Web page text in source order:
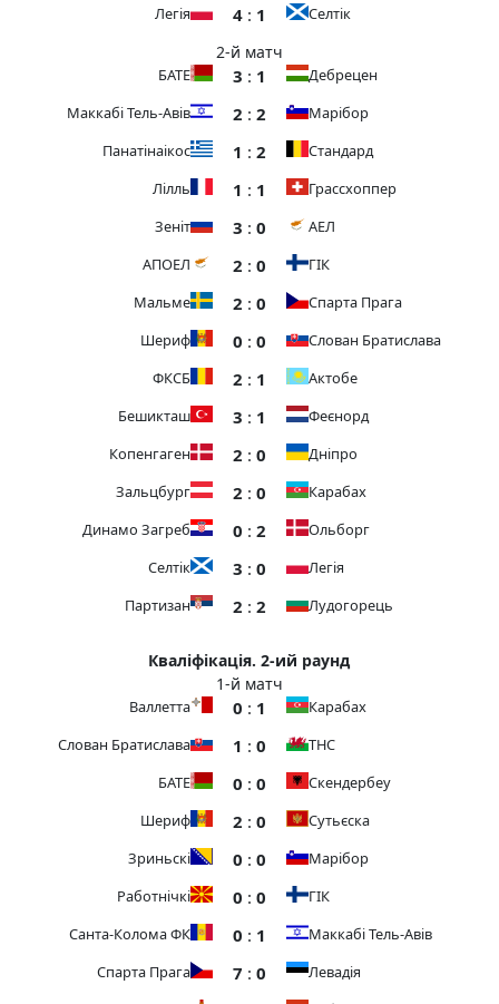
Легія
4 : 1 Селтік
2-й матч
БАТЕ 3 : 1
Дебрецен
Маккабі Тель-Авів
2 : 2
Марібор
Панатінаікос
1 : 2
Стандард
Лілль
1 : 1
Грассхоппер
Зеніт
3 : 0
АЕЛ
АПОЕЛ
2 : 0
ГІК
Мальме
2 : 0
Спарта Прага
Шериф
0 : 0
Слован Братислава
ФКСБ
2 : 1
Актобе
Бешикташ
3 : 1
Феєнорд
Копенгаген
2 : 0
Дніпро
Зальцбург
2 : 0
Карабах
Динамо Загреб
0 : 2
Ольборг
Селтік
3 : 0
Легія
Партизан
2 : 2 Лудогорець
Кваліфікація. 2-ий раунд
1-й матч
Валлетта 0 : 1
Карабах
Слован Братислава
1 : 0
ТНС
БАТЕ
0 : 0
Скендербеу
Шериф
2 : 0
Сутьєска
Зриньскі
0 : 0
Марібор
Работнічкі
0 : 0
ГІК
Санта-Колома ФК
0 : 1
Маккабі Тель-Авів
Спарта Прага
7 : 0
Левадія